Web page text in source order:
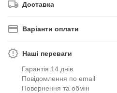
Доставка
Варіанти оплати
Наші переваги
Гарантія 14 днів
Повідомлення по email
Повернення та обмін